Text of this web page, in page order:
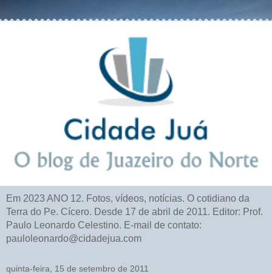
Em 2023 ANO 12. Fotos, vídeos, notícias. O cotidiano da
Terra do Pe. Cícero. Desde 17 de abril de 2011. Editor: Prof.
Paulo Leonardo Celestino. E-mail de contato:
pauloleonardo@cidadejua.com
quinta-feira, 15 de setembro de 2011